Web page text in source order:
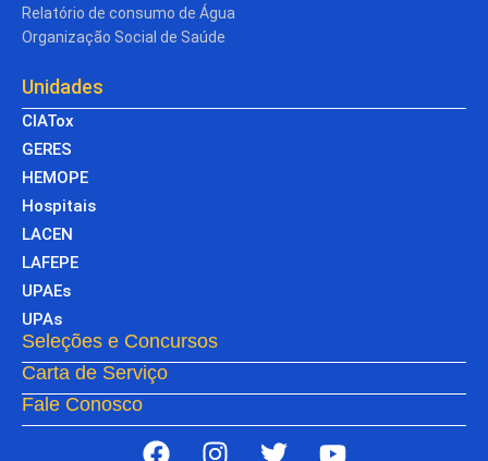
Relatório de consumo de Água
Organização Social de Saúde
Unidades
CIATox
GERES
HEMOPE
Hospitais
LACEN
LAFEPE
UPAEs
UPAs
Seleções e Concursos
Carta de Serviço
Fale Conosco